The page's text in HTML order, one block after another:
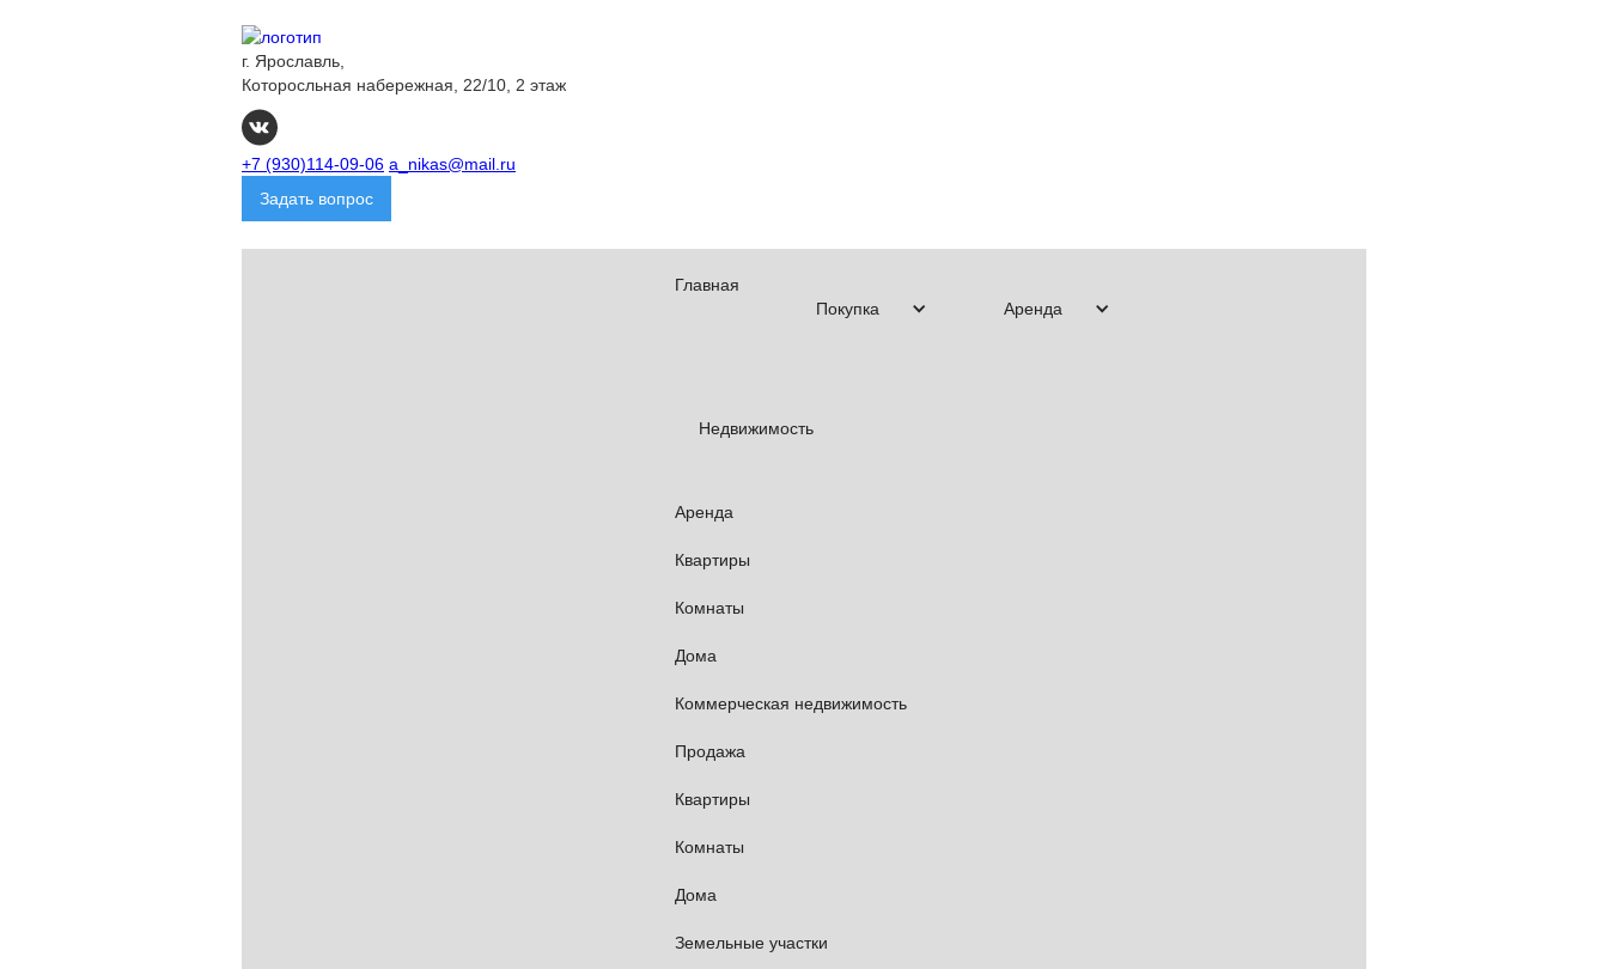
г. Ярославль,
Которосльная набережная, 22/10, 2 этаж
+7 (930)114-09-06 a_nikas@mail.ru
Задать вопрос
Главная
Покупка
Аренда
Недвижимость
Аренда
Квартиры
Комнаты
Дома
Коммерческая недвижимость
Продажа
Квартиры
Комнаты
Дома
Земельные участки